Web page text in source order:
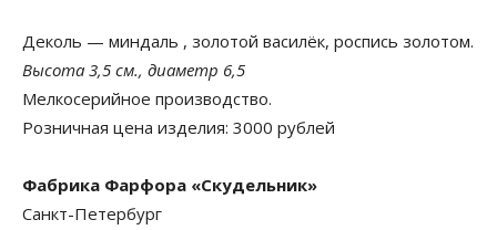
Деколь — миндаль , золотой василёк, роспись золотом.
Высота 3,5 см., диаметр 6,5
Мелкосерийное производство.
Розничная цена изделия: 3000 рублей
Фабрика Фарфора «Скудельник»
Санкт-Петербург